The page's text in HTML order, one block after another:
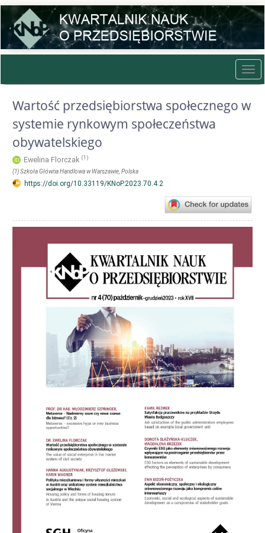
Quick
content
Content
Sidebar
Wartość przedsiębiorstwa społecznego w
systemie rynkowym społeczeństwa
obywatelskiego
Ewelina Florczak (1)
(1)Szkoła Główna Handlowa w Warszawie , Polska
https://doi.org/10.33119/KNoP.2023.70.4.2
Sidebar